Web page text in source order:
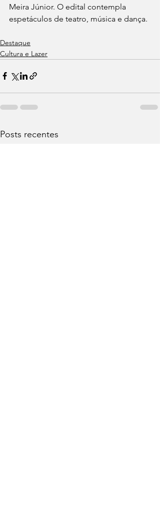
Meira Júnior. O edital contempla
espetáculos de teatro, música e dança.
Destaque
Cultura e Lazer
Posts recentes